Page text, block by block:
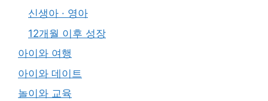
신생아 · 영아
12개월 이후 성장
아이와 여행
아이와 데이트
놀이와 교육